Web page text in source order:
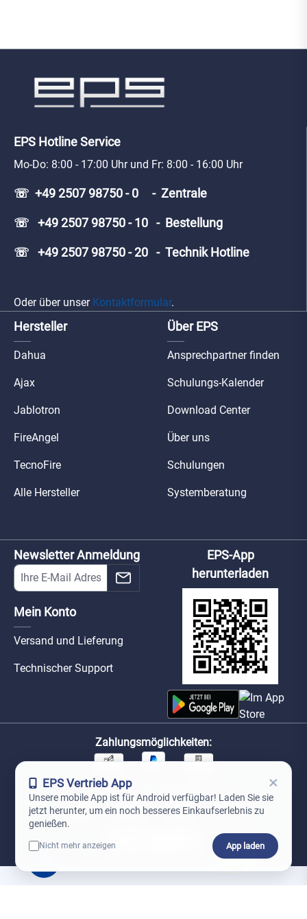
EPS Hotline Service
Mo-Do: 8:00 - 17:00 Uhr und Fr: 8:00 - 16:00 Uhr
☏ +49 2507 98750 - 0 - Zentrale
☏ +49 2507 98750 - 10 - Bestellung
☏ +49 2507 98750 - 20 - Technik Hotline
Oder über unser Kontaktformular.
Hersteller
Dahua
Ajax
Jablotron
FireAngel
TecnoFire
Alle Hersteller
Über EPS
Ansprechpartner finden
Schulungs-Kalender
Download Center
Über uns
Schulungen
Systemberatung
Newsletter Anmeldung
Mein Konto
Versand und Lieferung
Technischer Support
EPS-App
herunterladen
Zahlungsmöglichkeiten:
Unsere Versandpartner:
EPS Vertrieb App ×
Unsere mobile App ist für Android verfügbar! Laden Sie sie
jetzt herunter, um ein noch besseres Einkaufserlebnis zu
genießen.
Nicht mehr anzeigen App laden